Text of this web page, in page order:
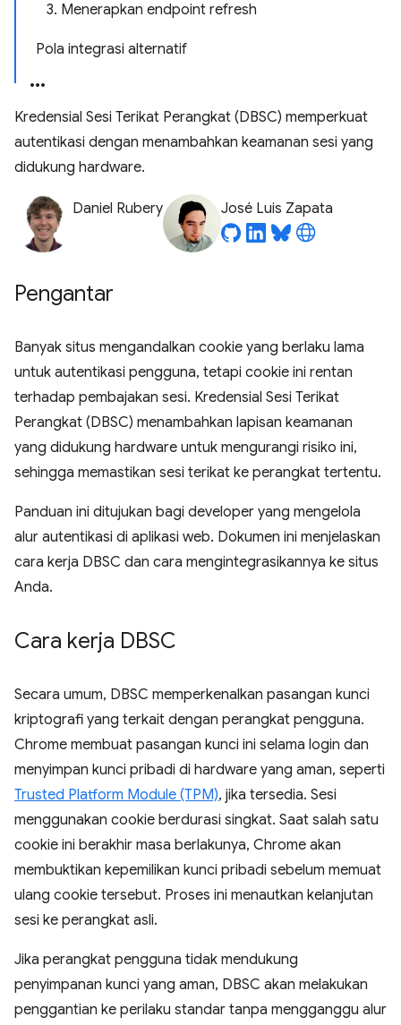
3. Menerapkan endpoint refresh
Pola integrasi alternatif
Kredensial Sesi Terikat Perangkat (DBSC) memperkuat
autentikasi dengan menambahkan keamanan sesi yang
didukung hardware.
Daniel Rubery José Luis Zapata
Pengantar
Banyak situs mengandalkan cookie yang berlaku lama
untuk autentikasi pengguna, tetapi cookie ini rentan
terhadap pembajakan sesi. Kredensial Sesi Terikat
Perangkat (DBSC) menambahkan lapisan keamanan
yang didukung hardware untuk mengurangi risiko ini,
sehingga memastikan sesi terikat ke perangkat tertentu.
Panduan ini ditujukan bagi developer yang mengelola
alur autentikasi di aplikasi web. Dokumen ini menjelaskan
cara kerja DBSC dan cara mengintegrasikannya ke situs
Anda.
Cara kerja DBSC
Secara umum, DBSC memperkenalkan pasangan kunci
kriptografi yang terkait dengan perangkat pengguna.
Chrome membuat pasangan kunci ini selama login dan
menyimpan kunci pribadi di hardware yang aman, seperti
Trusted Platform Module (TPM), jika tersedia. Sesi
menggunakan cookie berdurasi singkat. Saat salah satu
cookie ini berakhir masa berlakunya, Chrome akan
membuktikan kepemilikan kunci pribadi sebelum memuat
ulang cookie tersebut. Proses ini menautkan kelanjutan
sesi ke perangkat asli.
Jika perangkat pengguna tidak mendukung
penyimpanan kunci yang aman, DBSC akan melakukan
penggantian ke perilaku standar tanpa mengganggu alur